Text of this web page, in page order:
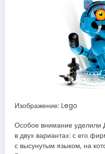
Изображение: Lego
Особое внимание уделили
в двух вариантах: с его
с высунутым языком, на